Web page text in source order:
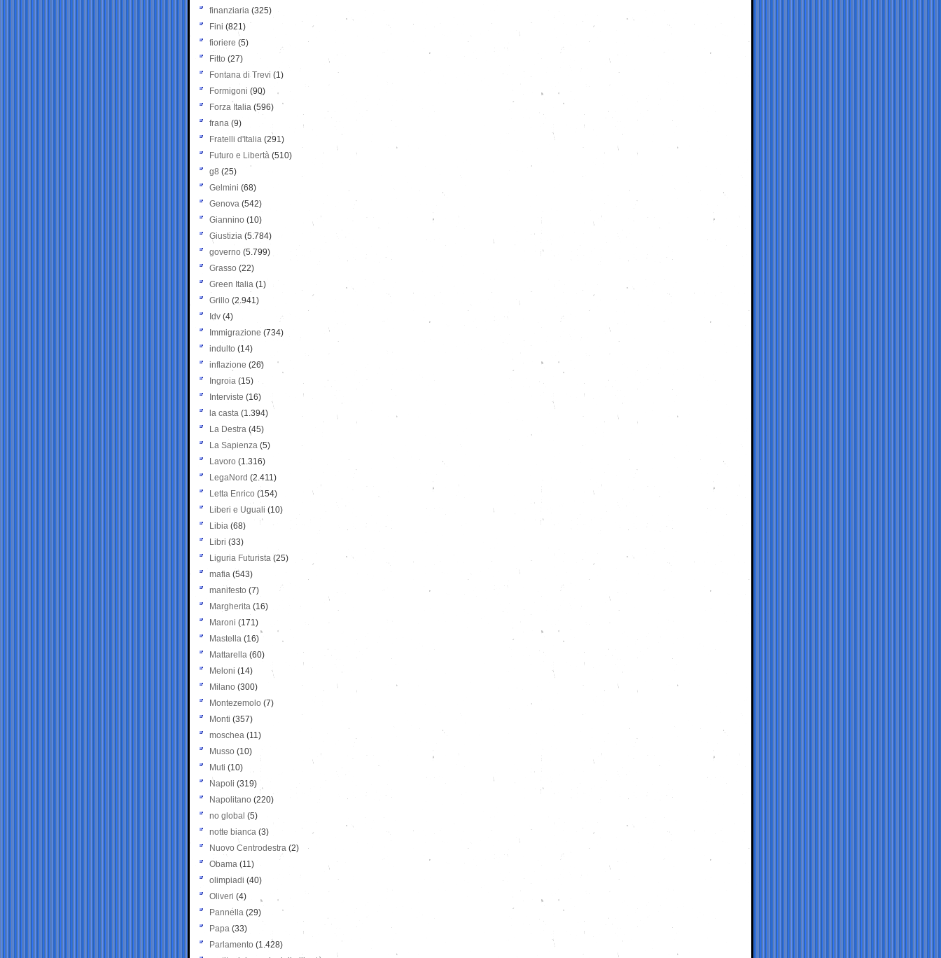
finanziaria (325)
Fini (821)
fioriere (5)
Fitto (27)
Fontana di Trevi (1)
Formigoni (90)
Forza Italia (596)
frana (9)
Fratelli d'Italia (291)
Futuro e Libertà (510)
g8 (25)
Gelmini (68)
Genova (542)
Giannino (10)
Giustizia (5.784)
governo (5.799)
Grasso (22)
Green Italia (1)
Grillo (2.941)
Idv (4)
Immigrazione (734)
indulto (14)
inflazione (26)
Ingroia (15)
Interviste (16)
la casta (1.394)
La Destra (45)
La Sapienza (5)
Lavoro (1.316)
LegaNord (2.411)
Letta Enrico (154)
Liberi e Uguali (10)
Libia (68)
Libri (33)
Liguria Futurista (25)
mafia (543)
manifesto (7)
Margherita (16)
Maroni (171)
Mastella (16)
Mattarella (60)
Meloni (14)
Milano (300)
Montezemolo (7)
Monti (357)
moschea (11)
Musso (10)
Muti (10)
Napoli (319)
Napolitano (220)
no global (5)
notte bianca (3)
Nuovo Centrodestra (2)
Obama (11)
olimpiadi (40)
Oliveri (4)
Pannella (29)
Papa (33)
Parlamento (1.428)